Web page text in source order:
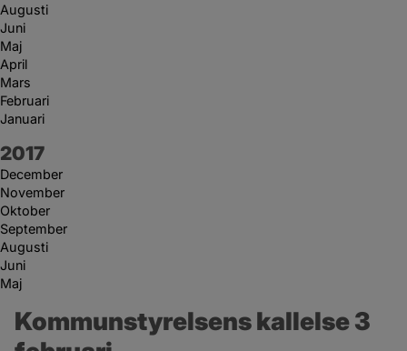
Augusti
Juni
Maj
April
Mars
Februari
Januari
År:
2017
December
November
Oktober
September
Augusti
Juni
Maj
Kommunstyrelsens kallelse 3